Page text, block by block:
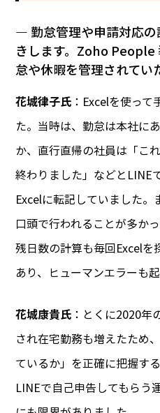
― 勤怠管理や申請対応の
きします。Zoho People
怠や休暇を管理されてい
花城律子氏 ：Excelを使っ
た。当時は、勤怠は本社に
か、直行直帰の社員は「こ
終わりました」などとLINE
Excelに転記していました。
口頭で行われることが多か
残日数の計算も毎回Excelを
あり、ヒューマンエラーも
花城康貴氏 ：とくに2020年
され在宅勤務も増えたため
ているか」を正確に把握す
LINEで自己申告してもらう